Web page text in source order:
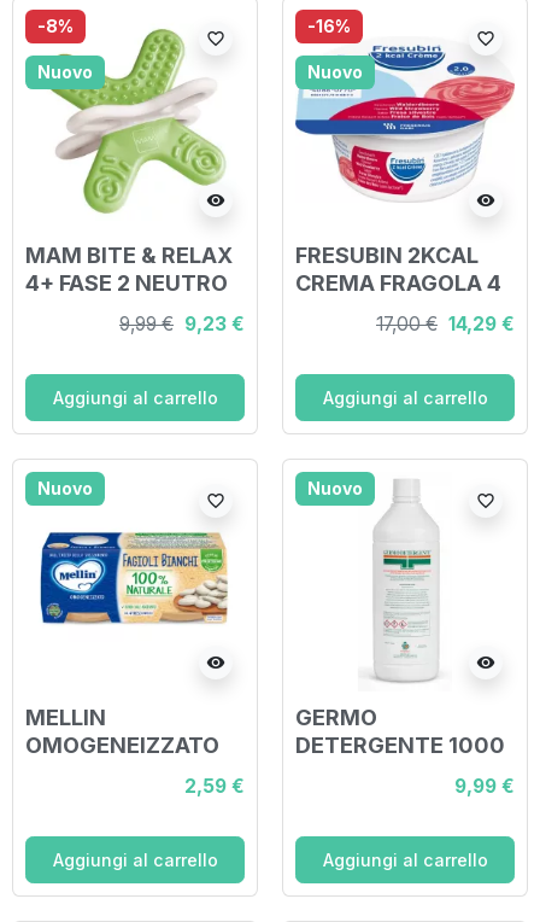
-8%
Nuovo
visibility
favorite_border
MAM BITE & RELAX
4+ FASE 2 NEUTRO
9,99 € 9,23 €
Aggiungi al carrello
-16%
Nuovo
visibility
favorite_border
FRESUBIN 2KCAL
CREMA FRAGOLA 4
17,00 € 14,29 €
Aggiungi al carrello
Nuovo
visibility
favorite_border
MELLIN
OMOGENEIZZATO
FAGIOLI BIANCHI 2 X
2,59 €
Aggiungi al carrello
Nuovo
visibility
favorite_border
GERMO
DETERGENTE 1000
9,99 €
Aggiungi al carrello